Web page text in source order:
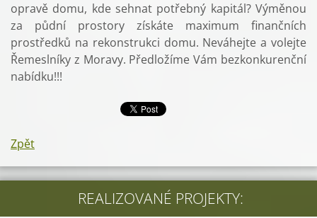
opravě domu, kde sehnat potřebný kapitál? Výměnou
za půdní prostory získáte maximum finančních
prostředků na rekonstrukci domu. Neváhejte a volejte
Řemeslníky z Moravy. Předložíme Vám bezkonkurenční
nabídku!!!
Zpět
REALIZOVANÉ PROJEKTY: